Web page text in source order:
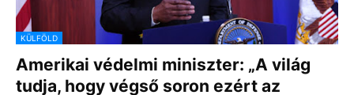
KÜLFÖLD
Amerikai védelmi miniszter: „A világ
tudja, hogy végső soron ezért az